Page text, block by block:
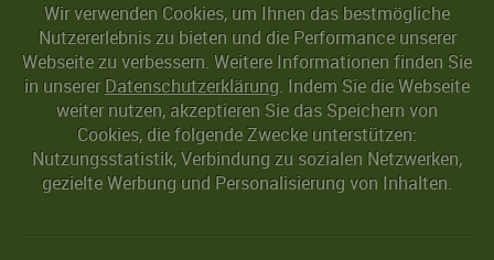
Wir verwenden Cookies, um Ihnen das bestmögliche
Nutzererlebnis zu bieten und die Performance unserer
Webseite zu verbessern. Weitere Informationen finden Sie
in unserer Datenschutzerklärung. Indem Sie die Webseite
weiter nutzen, akzeptieren Sie das Speichern von
Cookies, die folgende Zwecke unterstützen:
Nutzungsstatistik, Verbindung zu sozialen Netzwerken,
gezielte Werbung und Personalisierung von Inhalten.